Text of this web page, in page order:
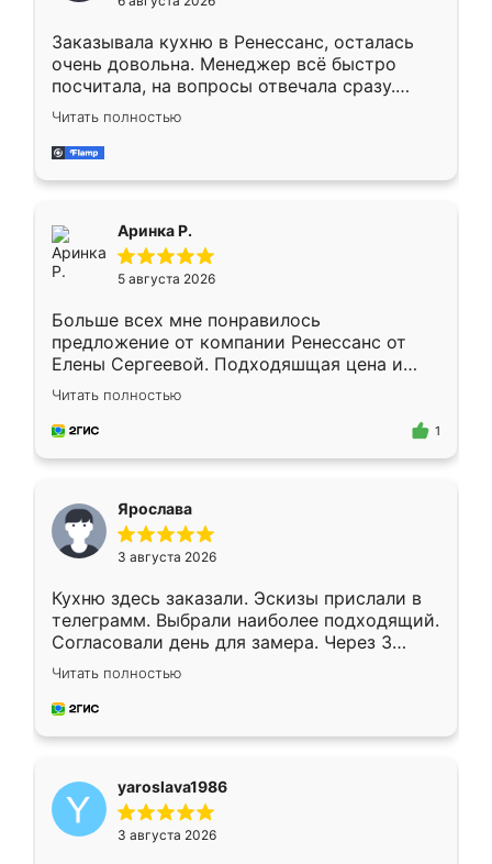
мебели буду заказывать только здесь.
Заказывала кухню в Ренессанс, осталась
очень довольна. Менеджер всё быстро
посчитала, на вопросы отвечала сразу.
Замерщик приехал в субботу, подошёл к
делу со всей ответственностью. Собрали
за день, ребята работали аккуратно, даже
Читать полностью
Аринка Р.
5 августа 2026
Больше всех мне понравилось
предложение от компании Ренессанс от
Елены Сергеевой. Подходяшщая цена и
короткие сроки изготовления. Приехавший
для замера сотрудник Владислав
предложил по моему эскизу самый
Читать полностью
1
Ярослава
3 августа 2026
Кухню здесь заказали. Эскизы прислали в
телеграмм. Выбрали наиболее подходящий.
Согласовали день для замера. Через 3
недели кухня была уже готова. Остались
довольны работой. Спасибо Ренессанс
мебель за качественную работу!
Читать полностью
yaroslava1986
3 августа 2026